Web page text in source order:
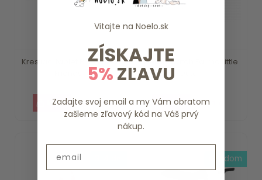
Kresliaci tablet Blue Forest
15.79 €
Detský batoh Farma Little
18.39 €
skladom
Vitajte na Noelo.sk
ZÍSKAJTE
5%ZĽAVU
Zadajte svoj email a my Vám obratom
zašleme zľavový kód na Váš prvý
nákup.